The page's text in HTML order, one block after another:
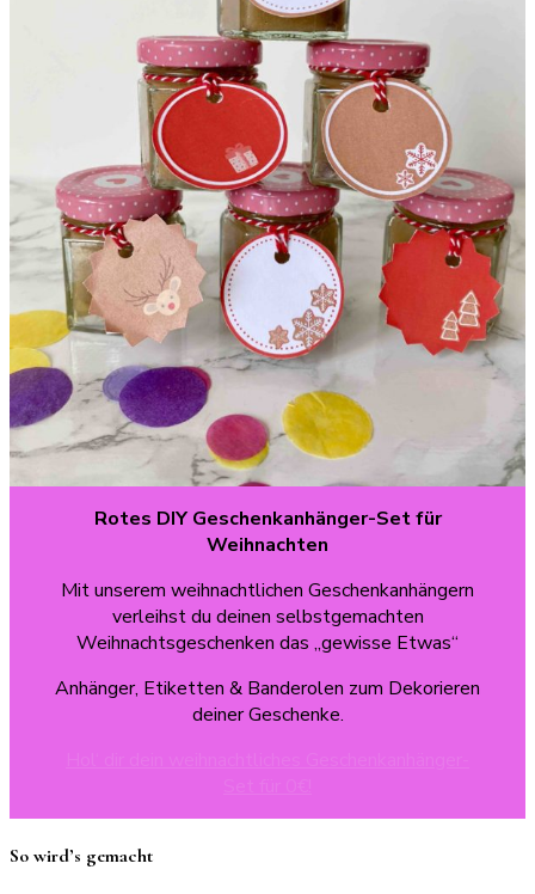
Rotes DIY Geschenkanhänger-Set für
Weihnachten
Mit unserem weihnachtlichen Geschenkanhängern
verleihst du deinen selbstgemachten
Weihnachtsgeschenken das „gewisse Etwas“
Anhänger, Etiketten & Banderolen zum Dekorieren
deiner Geschenke.
So wird’s gemacht